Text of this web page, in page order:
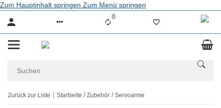
Zum Hauptinhalt springen Zum Menü springen
0Liste ist leer
Zurück zur Liste Startseite Zubehör Servoarme